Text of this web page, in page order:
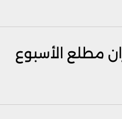
مطلع الأسبوع